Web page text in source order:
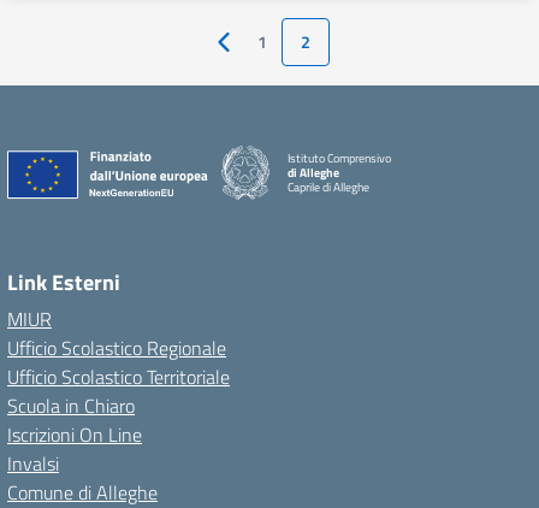
Pagina precedente
1 2
Istituto Comprensivo
di Alleghe
Caprile di Alleghe
Link Esterni
MIUR
Ufficio Scolastico Regionale
Ufficio Scolastico Territoriale
Scuola in Chiaro
Iscrizioni On Line
Invalsi
Comune di Alleghe